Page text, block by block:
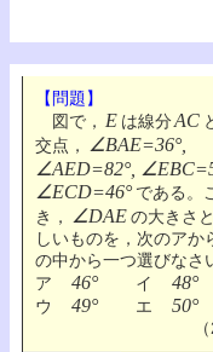
【問題】
図で， E は線分AC
交点，
∠BAE=36°,
∠AED=82°,
∠ECD=46° である。
き，
∠DAEの大きさ
しいものを，次のアか
の中から一つ選びなさ
ア
46° イ 48°
ウ 49° エ 50°